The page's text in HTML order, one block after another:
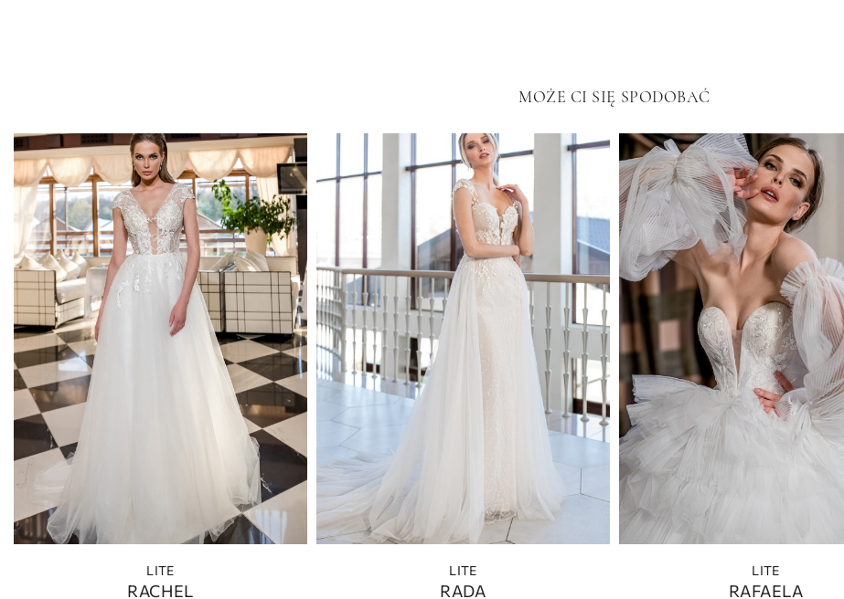
MOŻE CI SIĘ SPODOBAĆ
LITE
RACHEL
LITE
RADA
LITE
RAFAELA